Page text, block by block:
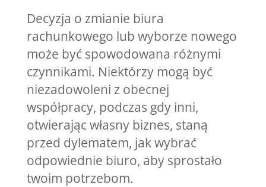
Decyzja o zmianie biura
rachunkowego lub wyborze nowego
może być spowodowana różnymi
czynnikami. Niektórzy mogą być
niezadowoleni z obecnej
współpracy, podczas gdy inni,
otwierając własny biznes, staną
przed dylematem, jak wybrać
odpowiednie biuro, aby sprostało
twoim potrzebom.